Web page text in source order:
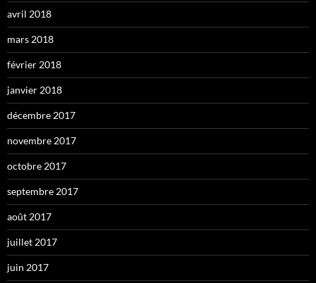
avril 2018
mars 2018
février 2018
janvier 2018
décembre 2017
novembre 2017
octobre 2017
septembre 2017
août 2017
juillet 2017
juin 2017